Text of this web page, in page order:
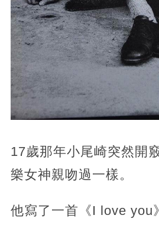
17歲那年小尾崎突然開
樂女神親吻過一樣。
他寫了一首《I love you